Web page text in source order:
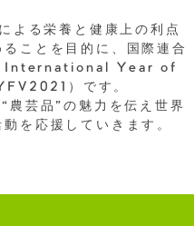
よる栄養と健康上の利点
ことを目的に、国際連合
（International Year of
）です。
芸品”の魅力を伝え世界
を応援していきます。